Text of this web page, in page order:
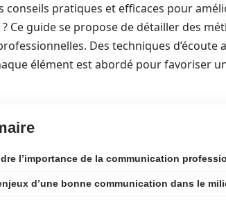
conseils pratiques et efficaces pour
Ce guide se propose de détailler des
Des techniques d’écoute
élément est abordé pour favoriser
l’importance de la communication
d’une bonne communication dans le